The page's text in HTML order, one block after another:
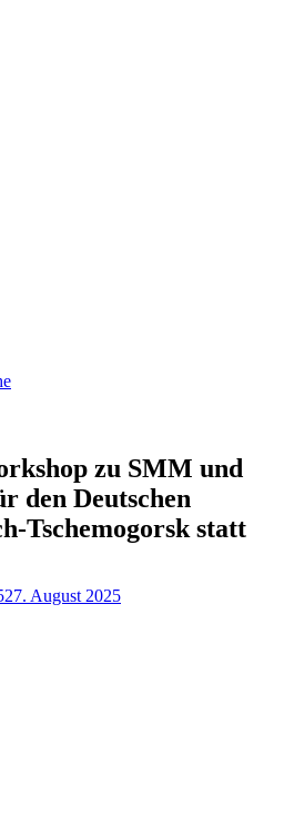
zu SMM und
den Deutschen
Tschemogorsk statt
27. August 2025